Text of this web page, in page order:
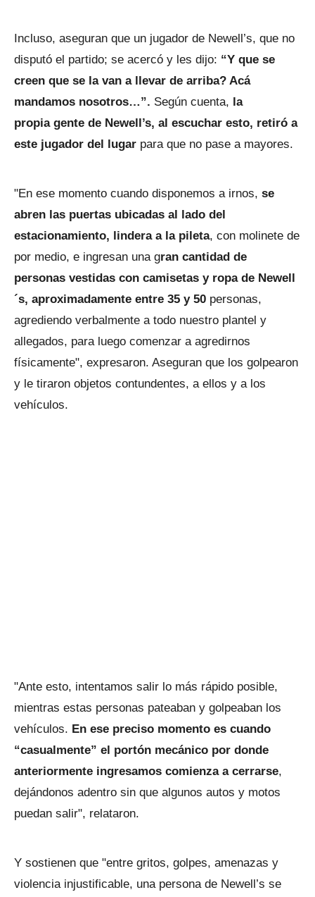
Incluso, aseguran que un jugador de Newell’s, que no
disputó el partido; se acercó y les dijo: “Y que se
creen que se la van a llevar de arriba? Acá
mandamos nosotros…”. Según cuenta, la
propia gente de Newell’s, al escuchar esto, retiró a
este jugador del lugar para que no pase a mayores.
"En ese momento cuando disponemos a irnos, se
abren las puertas ubicadas al lado del
estacionamiento, lindera a la pileta, con molinete de
por medio, e ingresan una gran cantidad de
personas vestidas con camisetas y ropa de Newell
´s, aproximadamente entre 35 y 50 personas,
agrediendo verbalmente a todo nuestro plantel y
allegados, para luego comenzar a agredirnos
físicamente", expresaron. Aseguran que los golpearon
y le tiraron objetos contundentes, a ellos y a los
vehículos.
"Ante esto, intentamos salir lo más rápido posible,
mientras estas personas pateaban y golpeaban los
vehículos. En ese preciso momento es cuando
“casualmente” el portón mecánico por donde
anteriormente ingresamos comienza a cerrarse,
dejándonos adentro sin que algunos autos y motos
puedan salir", relataron.
Y sostienen que "entre gritos, golpes, amenazas y
violencia injustificable, una persona de Newell’s se